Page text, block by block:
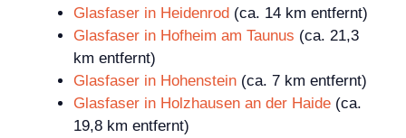
Glasfaser in Heidenrod (ca. 14 km entfernt)
Glasfaser in Hofheim am Taunus (ca. 21,3
km entfernt)
Glasfaser in Hohenstein (ca. 7 km entfernt)
Glasfaser in Holzhausen an der Haide (ca.
19,8 km entfernt)